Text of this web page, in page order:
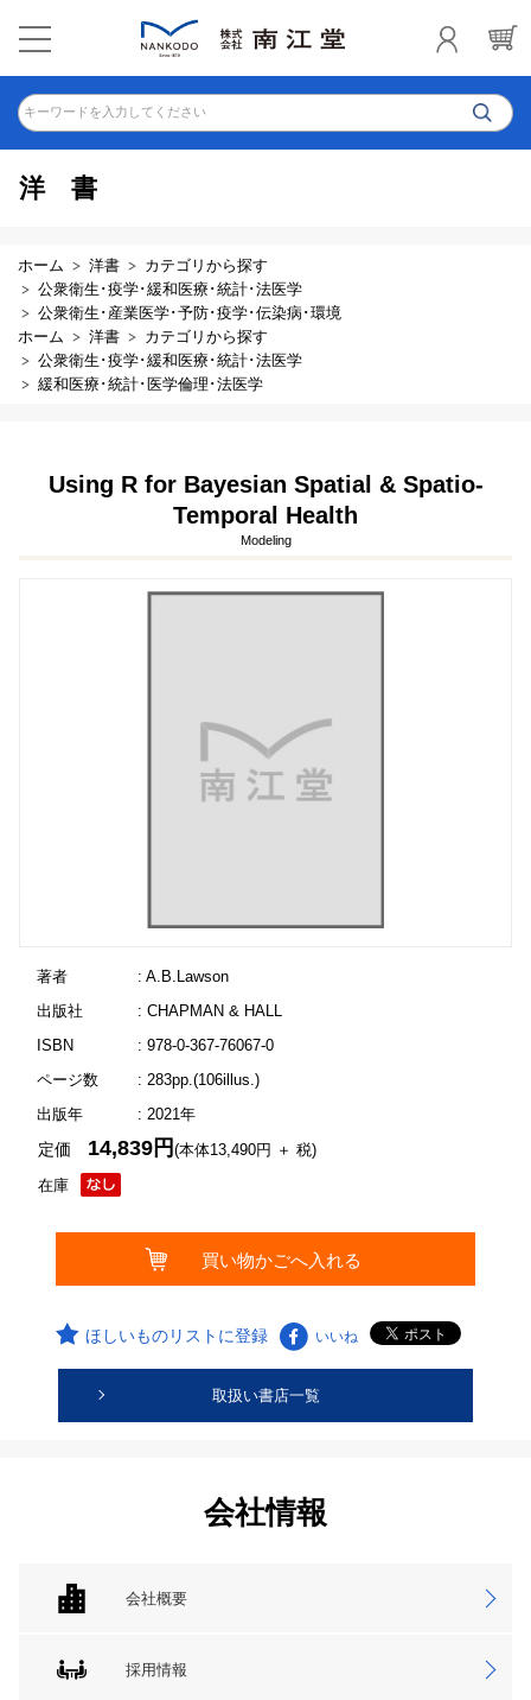
キーワードを入力してください
洋書
ホーム 洋書
カテゴリから探す
公衆衛生･疫学･緩和医療･統計･法医学
公衆衛生･産業医学･予防･疫学･伝染病･環境
ホーム
洋書
カテゴリから探す
公衆衛生･疫学･緩和医療･統計･法医学
緩和医療･統計･医学倫理･法医学
Using R for Bayesian Spatial & Spatio-
Temporal Health
Modeling
著者
: A.B.Lawson
出版社
: CHAPMAN & HALL
ISBN
: 978-0-367-76067-0
ページ数
: 283pp.(106illus.)
出版年
: 2021年
在庫
定価 14,839円(本体13,490円 ＋ 税)
ほしいものリストに登録 いいね
取扱い書店一覧
会社情報
会社概要
採用情報